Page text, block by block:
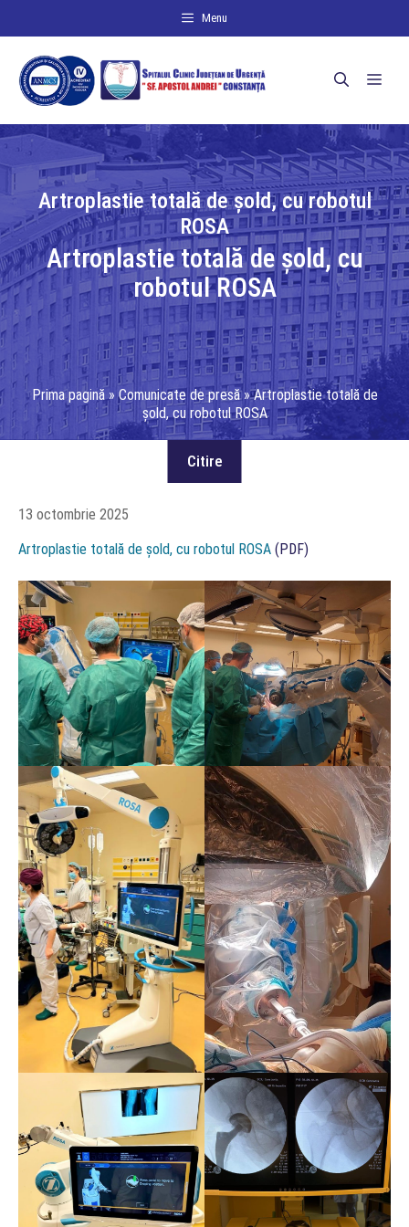
Menu
Prima pagină » Comunicate de presă »Artroplastie totală de
șold, cu robotul ROSA
Artroplastie totală de șold, cu robotul
ROSA
Artroplastie totală de șold, cu
robotul ROSA
13 octombrie 2025
Artroplastie totală de șold, cu robotul ROSA (PDF)